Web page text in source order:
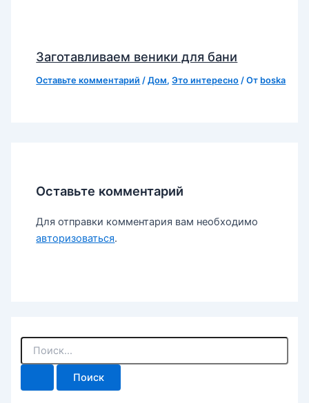
Заготавливаем веники для бани
Оставьте комментарий /Дом,Это интересно / От boska
Оставьте комментарий
Для отправки комментария вам необходимо
авторизоваться.
П
и